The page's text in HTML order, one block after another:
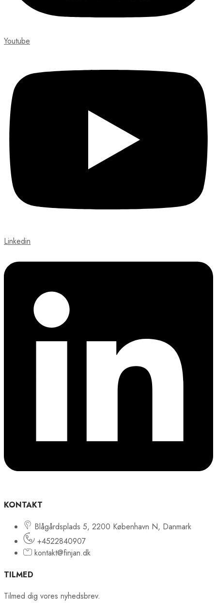
Youtube
Linkedin
KONTAKT
Blågårdsplads 5, 2200 København N, Danmark
+4522840907
kontakt@finjan.dk
TILMED
Tilmed dig vores nyhedsbrev.